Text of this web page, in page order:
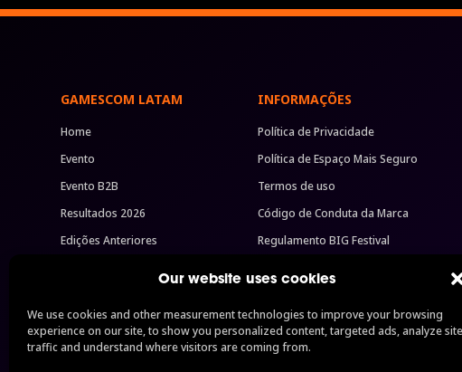
Our website uses cookies
We use cookies and other measurement technologies to improve your browsing
experience on our site, to show you personalized content, targeted ads, analyze site
traffic and understand where visitors are coming from.
GAMESCOM LATAM
Home
Evento
Evento B2B
Resultados 2026
Edições Anteriores
Pacotes B2B
INFORMAÇÕES
Política de Privacidade
Política de Espaço Mais Seguro
Termos de uso
Código de Conduta da Marca
Regulamento BIG Festival
Veja todos